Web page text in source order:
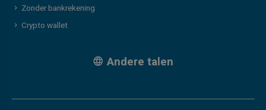
Zonder bankrekening
Crypto wallet
Andere talen